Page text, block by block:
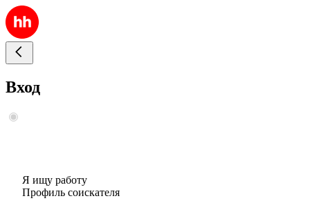
Вход
Я ищу работу
Профиль соискателя